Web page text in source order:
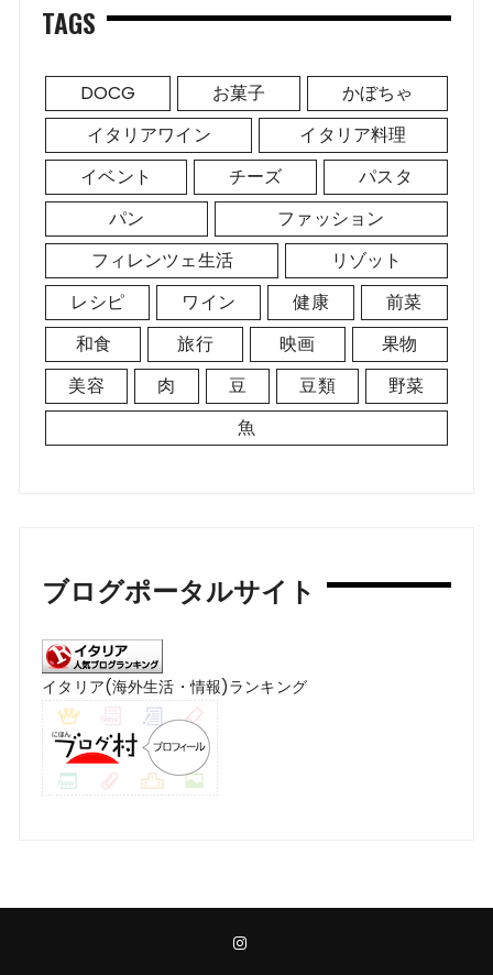
TAGS
DOCG お菓子
かぼちゃ
イタリアワイン
イタリア料理
イベント
チーズ
パスタ
パン
ファッション
フィレンツェ生活
リゾット
レシピ
ワイン 健康
前菜
和食
旅行 映画
果物
美容
肉 豆 豆類
野菜
魚
ブログポータルサイト
イタリア(海外生活・情報)ランキング